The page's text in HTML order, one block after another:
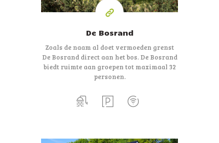
De Bosrand
Zoals de naam al doet vermoeden grenst
De Bosrand direct aan het bos. De Bosrand
biedt ruimte aan groepen tot maximaal 32
personen.